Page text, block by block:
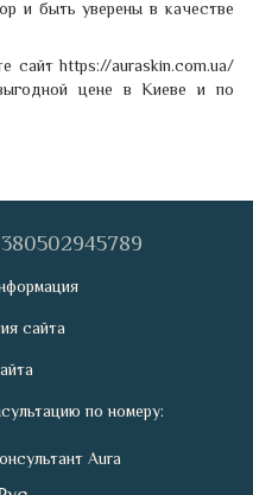
и быть уверены в качестве
сайт https://auraskin.com.ua/
цене в Киеве и по
сайта
по номеру:
Aura